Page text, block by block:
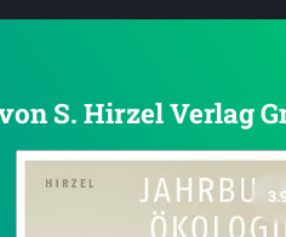
S. Hirzel Verlag